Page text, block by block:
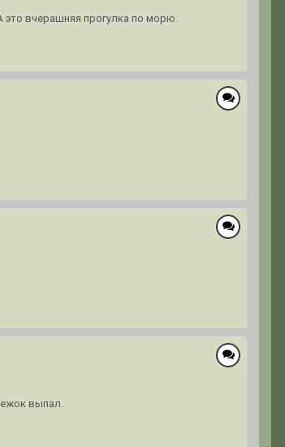
это вчерашняя прогулка по морю.
выпал.